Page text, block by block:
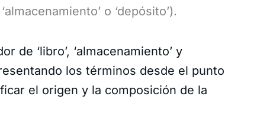
o ‘depósito’).
de ‘libro’, ‘almacenamiento’ y
los términos desde el punto
el origen y la composición de la